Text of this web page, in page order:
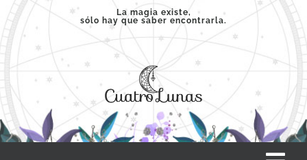
Saltar
contenido
La magia existe,
sólo hay que saber encontrarla.